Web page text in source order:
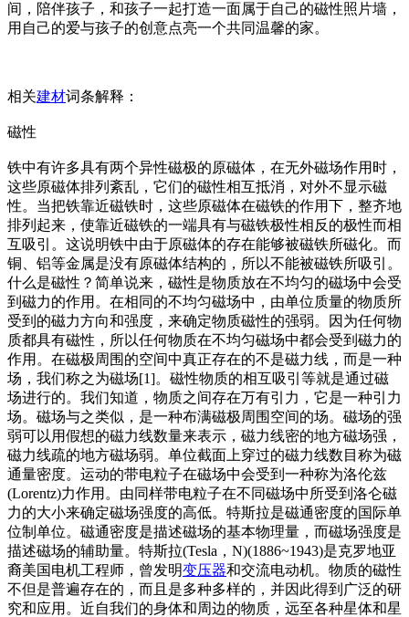
间，陪伴孩子，和孩子一起打造一面属于自己的磁性照片墙，
用自己的爱与孩子的创意点亮一个共同温馨的家。
相关建材词条解释：
磁性
铁中有许多具有两个异性磁极的原磁体，在无外磁场作用时，
这些原磁体排列紊乱，它们的磁性相互抵消，对外不显示磁
性。当把铁靠近磁铁时，这些原磁体在磁铁的作用下，整齐地
排列起来，使靠近磁铁的一端具有与磁铁极性相反的极性而相
互吸引。这说明铁中由于原磁体的存在能够被磁铁所磁化。而
铜、铝等金属是没有原磁体结构的，所以不能被磁铁所吸引。
什么是磁性？简单说来，磁性是物质放在不均匀的磁场中会受
到磁力的作用。在相同的不均匀磁场中，由单位质量的物质所
受到的磁力方向和强度，来确定物质磁性的强弱。因为任何物
质都具有磁性，所以任何物质在不均匀磁场中都会受到磁力的
作用。在磁极周围的空间中真正存在的不是磁力线，而是一种
场，我们称之为磁场[1]。磁性物质的相互吸引等就是通过磁
场进行的。我们知道，物质之间存在万有引力，它是一种引力
场。磁场与之类似，是一种布满磁极周围空间的场。磁场的强
弱可以用假想的磁力线数量来表示，磁力线密的地方磁场强，
磁力线疏的地方磁场弱。单位截面上穿过的磁力线数目称为磁
通量密度。运动的带电粒子在磁场中会受到一种称为洛伦兹
(Lorentz)力作用。由同样带电粒子在不同磁场中所受到洛仑磁
力的大小来确定磁场强度的高低。特斯拉是磁通密度的国际单
位制单位。磁通密度是描述磁场的基本物理量，而磁场强度是
描述磁场的辅助量。特斯拉(Tesla，N)(1886~1943)是克罗地亚
裔美国电机工程师，曾发明变压器和交流电动机。物质的磁性
不但是普遍存在的，而且是多种多样的，并因此得到广泛的研
究和应用。近自我们的身体和周边的物质，远至各种星体和星